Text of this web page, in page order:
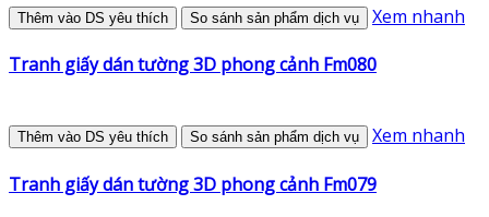
Thêm vào DS yêu thích So sánh sản phẩm dịch vụ Xem nhanh
Tranh giấy dán tường 3D phong cảnh Fm080
Thêm vào DS yêu thích So sánh sản phẩm dịch vụ Xem nhanh
Tranh giấy dán tường 3D phong cảnh Fm079